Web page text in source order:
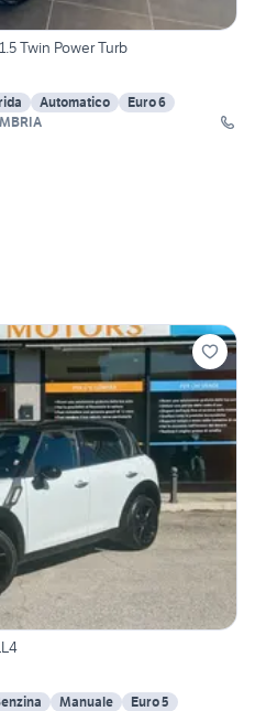
Twin Power Turb
Automatico
Euro 6
Manuale
Euro 5